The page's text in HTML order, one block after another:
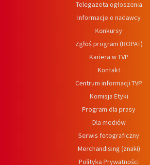
Telegazeta ogłoszenia
Informacje o nadawcy
Konkursy
Zgłoś program (ROPAT)
Kariera w TVP
Kontakt
Centrum informacji TVP
Komisja Etyki
Program dla prasy
Dla mediów
Serwis fotograficzny
Merchandising (znaki)
Polityka Prywatności